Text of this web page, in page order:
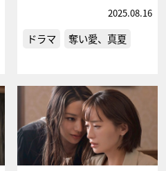
2025.08.16
ドラマ 奪い愛、真夏